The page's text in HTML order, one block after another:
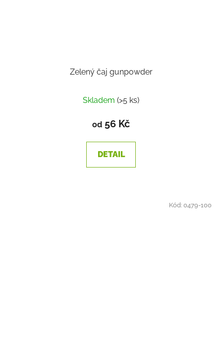
Zelený čaj gunpowder
Skladem (>5 ks)
od 56 Kč
DETAIL
Kód:0479-100